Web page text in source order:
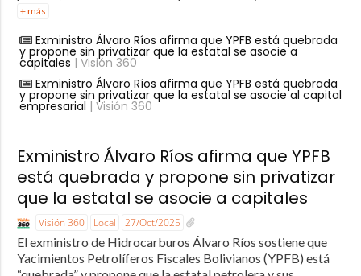
+ más
Exministro Álvaro Ríos afirma que YPFB está quebrada
y propone sin privatizar que la estatal se asocie a
capitales | Visión 360
Exministro Álvaro Ríos afirma que YPFB está quebrada
y propone sin privatizar que la estatal se asocie al capital
empresarial | Visión 360
Exministro Álvaro Ríos afirma que YPFB
está quebrada y propone sin privatizar
que la estatal se asocie a capitales
Visión 360 Local 27/Oct/2025
El exministro de Hidrocarburos Álvaro Ríos sostiene que
Yacimientos Petrolíferos Fiscales Bolivianos (YPFB) está